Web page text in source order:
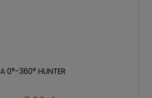
0°-360° HUNTER